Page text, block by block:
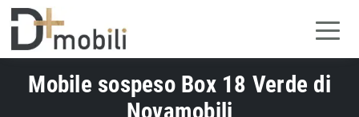
Mobile sospeso Box 18 Verde di
Novamobili